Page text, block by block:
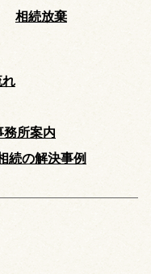
相続放棄
れ
務所案内
続の解決事例